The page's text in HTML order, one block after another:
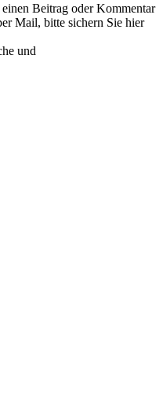
Beitrag oder Kommentar
Mail, bitte sichern Sie hier
und